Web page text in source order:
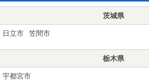
茨城県
日立市 笠間市
栃木県
宇都宮市